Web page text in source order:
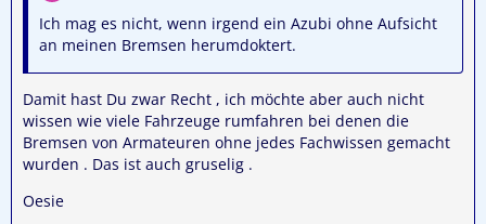
Ich mag es nicht, wenn irgend ein Azubi ohne Aufsicht
an meinen Bremsen herumdoktert.
Damit hast Du zwar Recht , ich möchte aber auch nicht
wissen wie viele Fahrzeuge rumfahren bei denen die
Bremsen von Armateuren ohne jedes Fachwissen gemacht
wurden . Das ist auch gruselig .
Oesie